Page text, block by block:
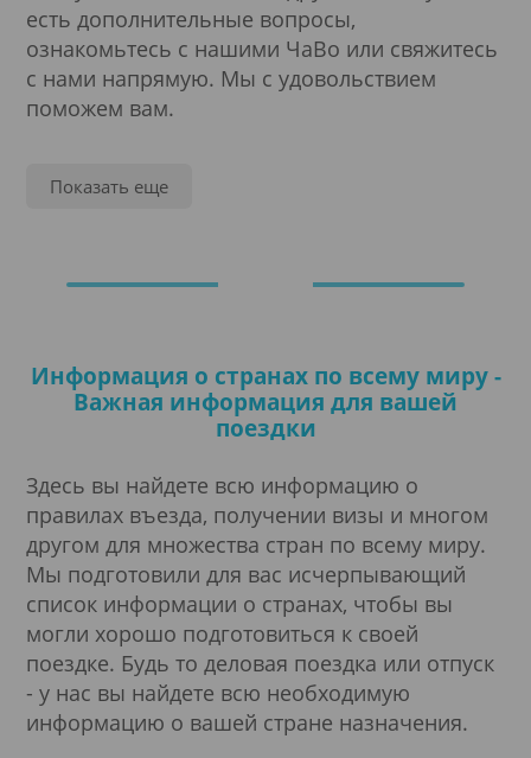
есть дополнительные вопросы,
ознакомьтесь с нашими ЧаВо или свяжитесь
с нами напрямую. Мы с удовольствием
поможем вам.
Посольство
Стоимость
Показать еще
Информация о странах по всему миру -
Важная информация для вашей
поездки
Здесь вы найдете всю информацию о
правилах въезда, получении визы и многом
другом для множества стран по всему миру.
Мы подготовили для вас исчерпывающий
список информации о странах, чтобы вы
могли хорошо подготовиться к своей
поездке. Будь то деловая поездка или отпуск
- у нас вы найдете всю необходимую
информацию о вашей стране назначения.